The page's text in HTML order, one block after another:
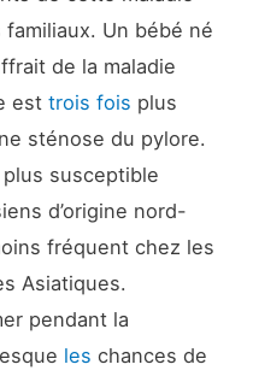
Un bébé né
de la maladie
est trois fois plus
sténose du pylore.
plus susceptible
d’origine nord-
fréquent chez les
Asiatiques.
pendant la
les chances de